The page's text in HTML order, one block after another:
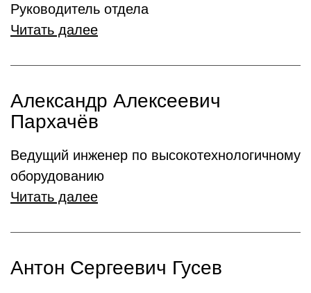
Руководитель отдела
Читать далее
Александр Алексеевич
Пархачёв
Ведущий инженер по высокотехнологичному
оборудованию
Читать далее
Антон Сергеевич Гусев